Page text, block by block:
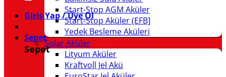
Giriş Yap / Üye Ol
Sepet
Sepet
Start-Stop AGM Aküler
Start-Stop Aküler (EFB]
Yedek Besleme Aküleri
Solar Aküler
Lityum Aküler
Kraftvoll Jel Akü